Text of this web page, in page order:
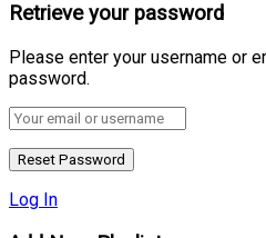
Retrieve your password
Please enter your username or
password.
Log In